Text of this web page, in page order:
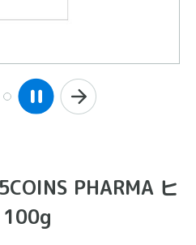
PHARMA ヒ
100g